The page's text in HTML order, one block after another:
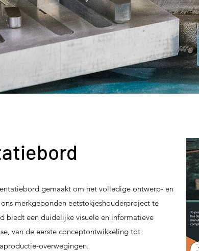
gemaakt om het volledige ontwerp- en
merkgebonden eetstokjeshouderproject te
biedt een duidelijke visuele en informatieve
van de eerste conceptontwikkeling tot
overwegingen.